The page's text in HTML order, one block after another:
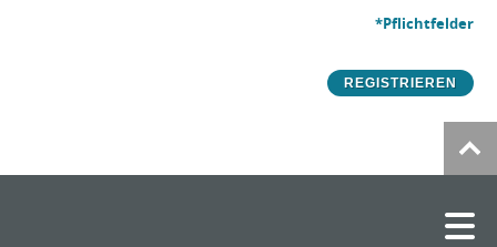
*Pflichtfelder